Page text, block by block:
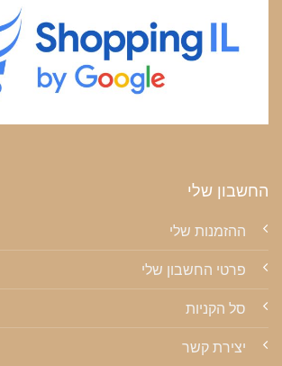
החשבון שלי
ההזמנות שלי
פרטי החשבון שלי
סל הקניות
יצירת קשר